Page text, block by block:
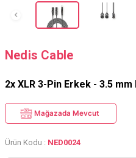
Nedis Cable
2x XLR 3-Pin Erkek - 3.5
Mağazada Mevcut
Ürün Kodu : NED0024